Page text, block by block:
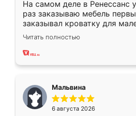
На самом деле в Ренессанс
раз заказываю мебель
заказывал кроватку для
ребёнка при его рождении
заказал шкаф-купе. По
хорошее сборка достаточно
меньше, здесь же он более
Мне нравится ,если что-то
мебели буду заказывать
Читать полностью
Мальвина
6 августа 2026